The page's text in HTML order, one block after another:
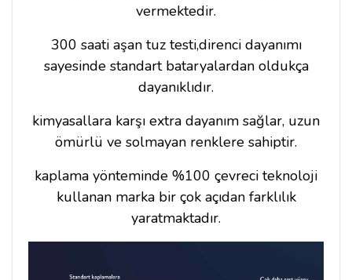
vermektedir.
300 saati aşan tuz testi,direnci dayanımı
sayesinde standart bataryalardan oldukça
dayanıklıdır.
kimyasallara karşı extra dayanım sağlar, uzun
ömürlü ve solmayan renklere sahiptir.
kaplama yönteminde %100 çevreci teknoloji
kullanan marka bir çok açıdan farklılık
yaratmaktadır.